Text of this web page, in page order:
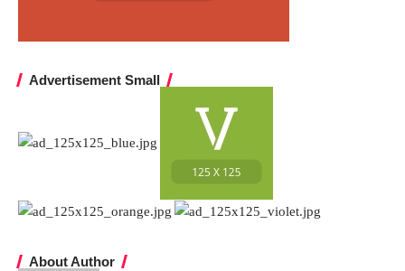
Advertisement Small
About Author